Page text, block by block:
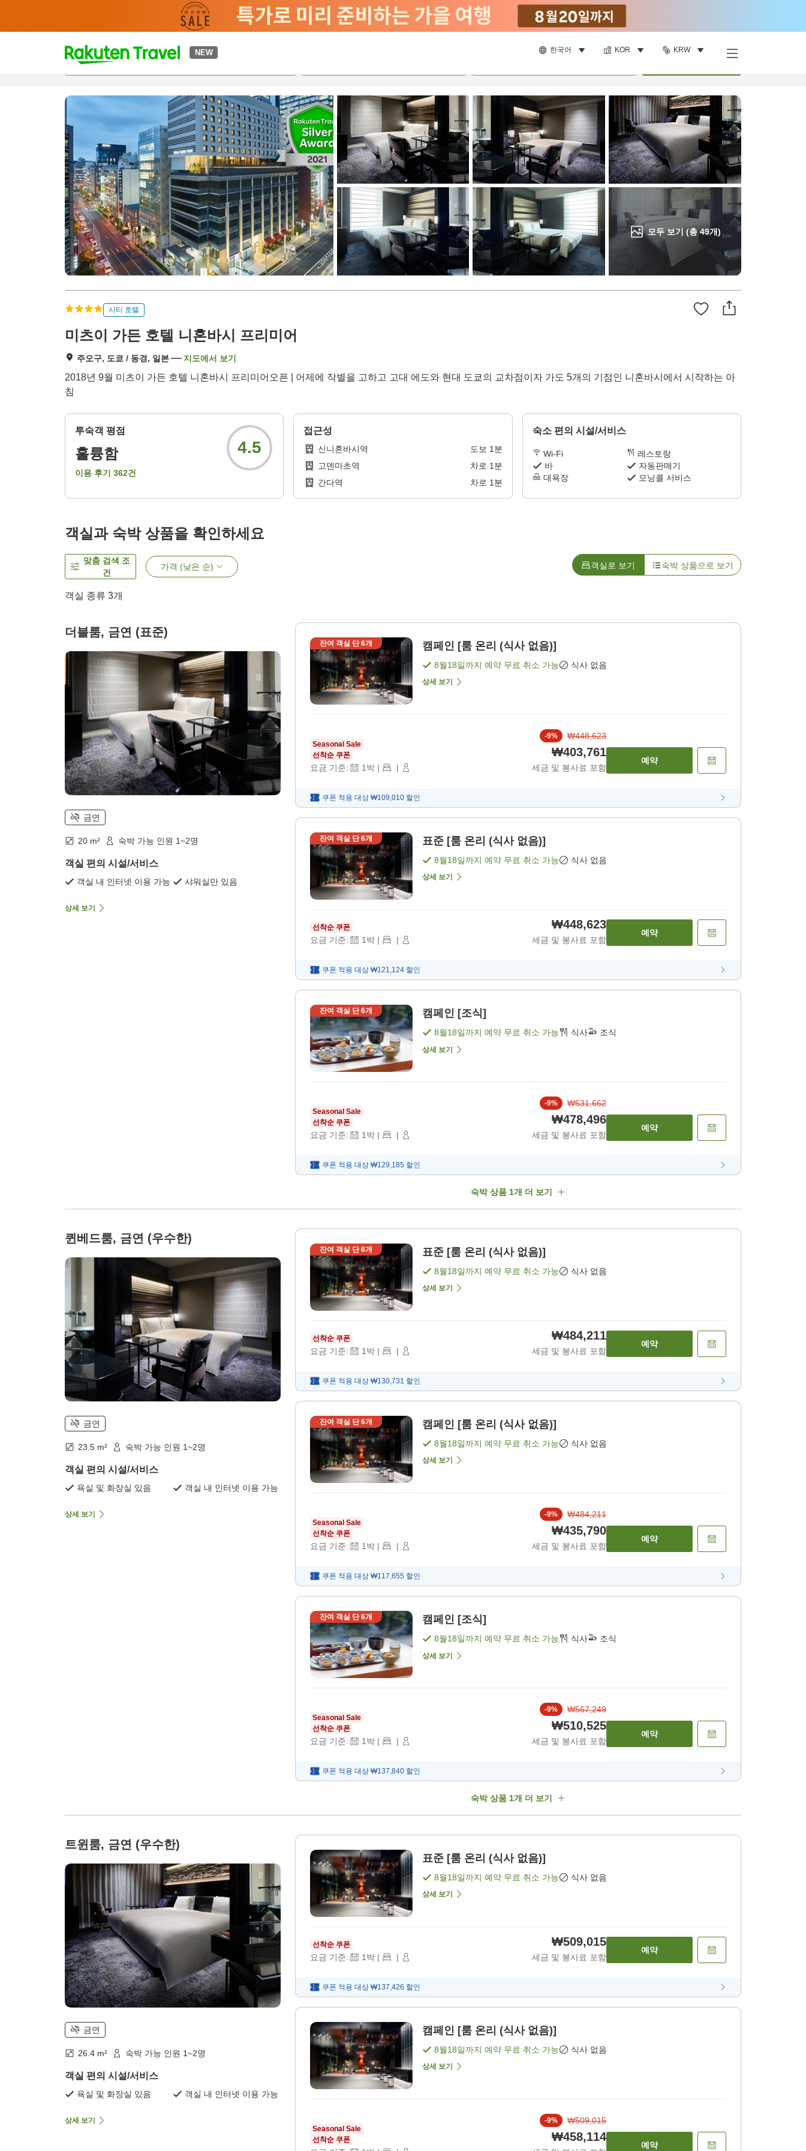
NEW 한국어 KOR KRW
t
p
a
e
_
s
e
a
r
c
h
모두 보기 (총49개)
개요객실 & 숙박 상품이용 후기 하이라이트
시티 호텔
미츠이 가든 호텔 니혼바시 프리미어
주오구, 도쿄 / 동경, 일본 지도에서 보기
2018년 9월 미츠이 가든 호텔 니혼바시 프리미어오픈 | 어제에 작별을 고하고 고대 에도와 현대 도쿄의 교차점이자 가도 5개의 기점인 니혼바시에서 시작하는 아
침
투숙객 평점
훌륭함
이용 후기 362건
4.5
접근성
신니혼바시역 도보 1분
고덴마초역
차로 1분
간다역
차로 1분
숙소 편의 시설/서비스
Wi-Fi
레스토랑
바
자동판매기
대욕장
모닝콜 서비스
객실과 숙박 상품을 확인하세요
맞춤 검색 조
건
가격 (낮은 순) 객실로 보기 숙박 상품으로 보기
객실 종류 3개
더블룸, 금연 (표준)
금연
20 m² 숙박 가능 인원 1~2명
객실 편의 시설/서비스
객실 내 인터넷 이용 가능 샤워실만 있음
상세 보기
잔여 객실 단6개 캠페인 [룸 온리 (식사 없음)]
8월18일까지 예약 무료 취소 가능 식사 없음
상세 보기
Seasonal Sale
선착순 쿠폰
요금 기준: 1박 | |
-9% ₩448,623
₩403,761
세금 및 봉사료 포함
예약
쿠폰 적용 대상 ₩109,010 할인
잔여 객실 단6개 표준 [룸 온리 (식사 없음)]
8월18일까지 예약 무료 취소 가능 식사 없음
상세 보기
선착순 쿠폰
요금 기준: 1박 | |
₩448,623
세금 및 봉사료 포함
예약
쿠폰 적용 대상 ₩121,124 할인
잔여 객실 단6개 캠페인 [조식]
8월18일까지 예약 무료 취소 가능 식사 조식
상세 보기
Seasonal Sale
선착순 쿠폰
요금 기준: 1박 | |
-9% ₩531,662
₩478,496
세금 및 봉사료 포함
예약
쿠폰 적용 대상 ₩129,185 할인
숙박 상품 1개 더 보기
퀸베드룸, 금연 (우수한)
금연
23.5 m² 숙박 가능 인원 1~2명
객실 편의 시설/서비스
욕실 및 화장실 있음 객실 내 인터넷 이용 가능
상세 보기
잔여 객실 단6개 표준 [룸 온리 (식사 없음)]
8월18일까지 예약 무료 취소 가능 식사 없음
상세 보기
선착순 쿠폰
요금 기준: 1박 | |
₩484,211
세금 및 봉사료 포함
예약
쿠폰 적용 대상 ₩130,731 할인
잔여 객실 단6개 캠페인 [룸 온리 (식사 없음)]
8월18일까지 예약 무료 취소 가능 식사 없음
상세 보기
Seasonal Sale
선착순 쿠폰
요금 기준: 1박 | |
-9% ₩484,211
₩435,790
세금 및 봉사료 포함
예약
쿠폰 적용 대상 ₩117,655 할인
잔여 객실 단6개 캠페인 [조식]
8월18일까지 예약 무료 취소 가능 식사 조식
상세 보기
Seasonal Sale
선착순 쿠폰
요금 기준: 1박 | |
-9% ₩567,249
₩510,525
세금 및 봉사료 포함
예약
쿠폰 적용 대상 ₩137,840 할인
숙박 상품 1개 더 보기
트윈룸, 금연 (우수한)
금연
26.4 m² 숙박 가능 인원 1~2명
객실 편의 시설/서비스
욕실 및 화장실 있음 객실 내 인터넷 이용 가능
상세 보기
표준 [룸 온리 (식사 없음)]
8월18일까지 예약 무료 취소 가능 식사 없음
상세 보기
선착순 쿠폰
요금 기준: 1박 | |
₩509,015
세금 및 봉사료 포함
예약
쿠폰 적용 대상 ₩137,426 할인
캠페인 [룸 온리 (식사 없음)]
8월18일까지 예약 무료 취소 가능 식사 없음
상세 보기
Seasonal Sale
선착순 쿠폰
-9% ₩509,015
₩458,114
예약